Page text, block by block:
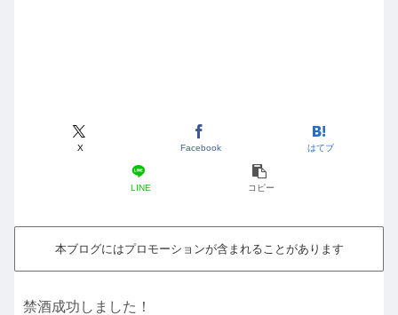
X Facebook はてブ
LINE コピー
本ブログにはプロモーションが含まれることがあります
禁酒成功しました！